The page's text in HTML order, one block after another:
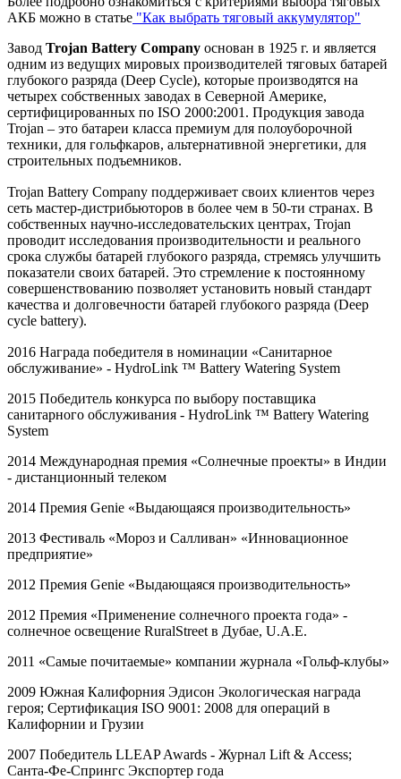
АКБ можно в статье "Как выбрать тяговый аккумулятор"
Завод Trojan Battery Company основан в 1925 г. и является
одним из ведущих мировых производителей тяговых батарей
глубокого разряда (Deep Cycle), которые производятся на
четырех собственных заводах в Северной Америке,
сертифицированных по ISO 2000:2001. Продукция завода
Trojan – это батареи класса премиум для полоуборочной
техники, для гольфкаров, альтернативной энергетики, для
строительных подъемников.
Trojan Battery Company поддерживает своих клиентов через
сеть мастер-дистрибьюторов в более чем в 50-ти странах. В
собственных научно-исследовательских центрах, Trojan
проводит исследования производительности и реального
срока службы батарей глубокого разряда, стремясь улучшить
показатели своих батарей. Это стремление к постоянному
совершенствованию позволяет установить новый стандарт
качества и долговечности батарей глубокого разряда (Deep
cycle battery).
2016 Награда победителя в номинации «Санитарное
обслуживание» - HydroLink ™ Battery Watering System
2015 Победитель конкурса по выбору поставщика
санитарного обслуживания - HydroLink ™ Battery Watering
System
2014 Международная премия «Солнечные проекты» в Индии
- дистанционный телеком
2014 Премия Genie «Выдающаяся производительность»
2013 Фестиваль «Мороз и Салливан» «Инновационное
предприятие»
2012 Премия Genie «Выдающаяся производительность»
2012 Премия «Применение солнечного проекта года» -
солнечное освещение RuralStreet в Дубае, U.A.E.
2011 «Самые почитаемые» компании журнала «Гольф-клубы»
2009 Южная Калифорния Эдисон Экологическая награда
героя; Сертификация ISO 9001: 2008 для операций в
Калифорнии и Грузии
2007 Победитель LLEAP Awards - Журнал Lift & Access;
Санта-Фе-Спрингс Экспортер года